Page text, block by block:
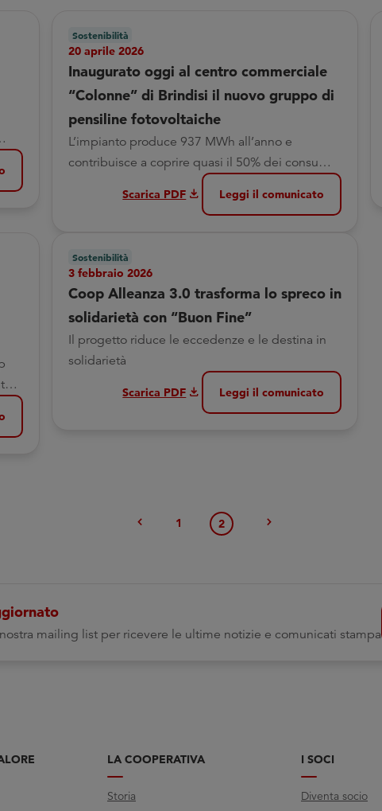
Sostenibilità
20 aprile 2026
Inaugurato oggi al centro commerciale
“Colonne” di Brindisi il nuovo gruppo di
pensiline fotovoltaiche
L’impianto produce 937 MWh all’anno e
contribuisce a coprire quasi il 50% dei consumi
energetici dell'ipercoop
Scarica PDF download Leggi il comunicato
Sostenibilità
3 febbraio 2026
Coop Alleanza 3.0 trasforma lo spreco in
solidarietà con “Buon Fine”
Il progetto riduce le eccedenze e le destina in
solidarietà
Scarica PDF download Leggi il comunicato
chevron_left 1 2 chevron_right
mailing list per ricevere le ultime notizie e comunicati stampa
LA COOPERATIVA
Storia
I SOCI
Diventa socio